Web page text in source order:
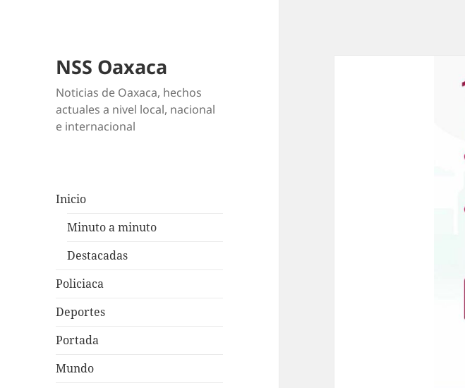
NSS Oaxaca
Noticias de Oaxaca, hechos
actuales a nivel local, nacional
e internacional
Inicio
Minuto a minuto
Destacadas
Policiaca
Deportes
Portada
Mundo